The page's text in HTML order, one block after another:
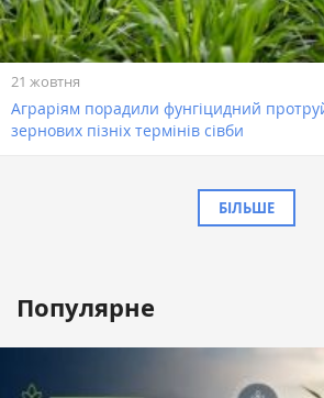
21 жовтня
Аграріям порадили фунгіцидний
зернових пізніх термінів сівби
БІЛЬШЕ
Популярне